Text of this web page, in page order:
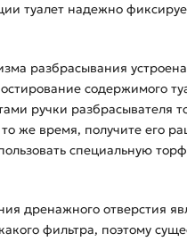
туалет надежно
разбрасывания
содержимого
ручки разбрасывателя
же время, получите его
специальную
дренажного отверстия
фильтра, поэтому